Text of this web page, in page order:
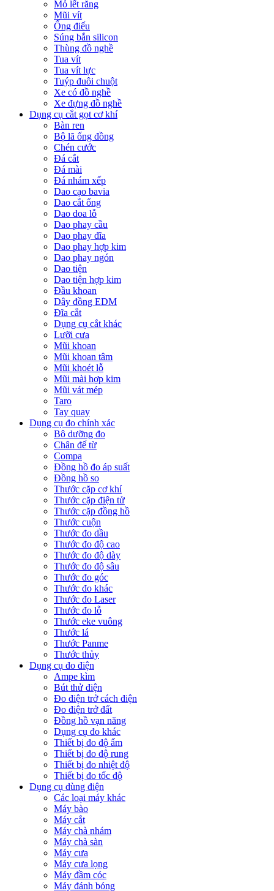
Mỏ lết răng
Mũi vít
Ống điếu
Súng bắn silicon
Thùng đồ nghề
Tua vít
Tua vít lực
Tuýp đuôi chuột
Xe có đồ nghề
Xe đựng đồ nghề
Dụng cụ cắt gọt cơ khí
Bàn ren
Bộ lã ống đồng
Chén cước
Đá cắt
Đá mài
Đá nhám xếp
Dao cạo bavia
Dao cắt ống
Dao doa lỗ
Dao phay cầu
Dao phay đĩa
Dao phay hợp kim
Dao phay ngón
Dao tiện
Dao tiện hợp kim
Đầu khoan
Dây đồng EDM
Đĩa cắt
Dụng cụ cắt khác
Lưỡi cưa
Mũi khoan
Mũi khoan tâm
Mũi khoét lỗ
Mũi mài hợp kim
Mũi vát mép
Taro
Tay quay
Dụng cụ đo chính xác
Bộ dưỡng đo
Chân đế từ
Compa
Đồng hồ đo áp suất
Đồng hồ so
Thước cặp cơ khí
Thước cặp điện tử
Thước cặp đồng hồ
Thước cuộn
Thước đo dầu
Thước đo độ cao
Thước đo độ dày
Thước đo độ sâu
Thước đo góc
Thước đo khác
Thước đo Laser
Thước đo lỗ
Thước eke vuông
Thước lá
Thước Panme
Thước thủy
Dụng cụ đo điện
Ampe kìm
Bút thử điện
Đo điện trở cách điện
Đo điện trở đất
Đồng hồ vạn năng
Dụng cụ đo khác
Thiết bị đo độ ẩm
Thiết bị đo độ rung
Thiết bị đo nhiệt độ
Thiết bị đo tốc độ
Dụng cụ dùng điện
Các loại máy khác
Máy bào
Máy cắt
Máy chà nhám
Máy chà sàn
Máy cưa
Máy cưa lọng
Máy đầm cóc
Máy đánh bóng